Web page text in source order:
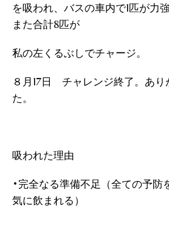
を吸われ、バスの車内で1匹が力
また合計8匹が
私の左くるぶしでチャージ。
８月17日 チャレンジ終了。あり
た。
吸われた理由
•完全なる準備不足（全ての予防
気に飲まれる）